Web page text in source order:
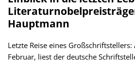
Hauptmann
Letzte Reise eines Großschriftstellers:
Februar, liest der deutsche